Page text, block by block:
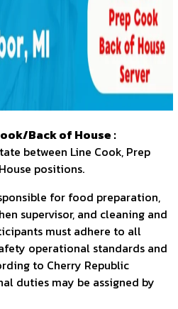
Back of House :
between Line Cook, Prep
positions.
for food preparation,
supervisor, and cleaning and
must adhere to all
operational standards and
to Cherry Republic
duties may be assigned by